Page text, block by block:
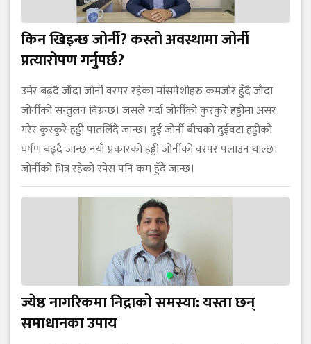
किन खिइन्छ जोर्नी? कस्तो अवस्थामा जोर्नी
प्रत्यारोपण गर्नुपर्छ?
उमेर बढ्दै जाँदा जोर्नी वरपर रहेका मांसपेशीहरु कमजोर हुँदै जाँदा
जोर्नीको सन्तुलन विग्रन्छ। जसले गर्दा जोर्नीको कुरकुरे हड्डीमा असर
गरेर कुरकुरे हड्डी पातलिँदै जान्छ। दुई जोर्नी बीचको दुईवटा हड्डीको
घर्षण बढ्दै जान्छ नयाँ प्रकारको हड्डी जोर्नीको वरपर पलाउन थाल्छ।
जोर्नीको भित्र रहेको स्पेस पनि कम हुँदै जान्छ।
ज्येष्ठ नागरिकमा निद्राको समस्या: यस्ता छन्
समाधानका उपाय